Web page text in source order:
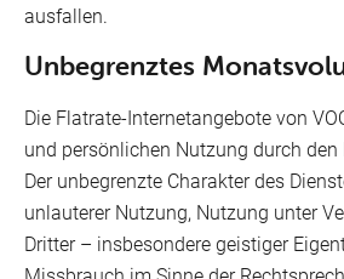
ausfallen.
Unbegrenztes
Die Flatrate-Internetangebote von
und persönlichen Nutzung durch den
Der unbegrenzte Charakter des
unlauterer Nutzung, Nutzung unter
Dritter – insbesondere geistiger